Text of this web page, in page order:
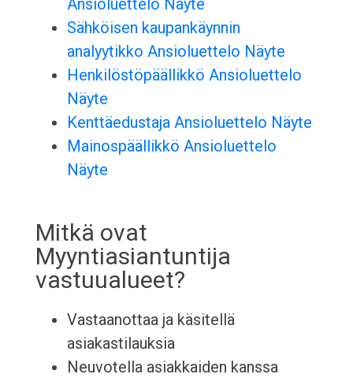
Ansioluettelo Näyte
Sähköisen kaupankäynnin
analyytikko Ansioluettelo Näyte
Henkilöstöpäällikkö Ansioluettelo
Näyte
Kenttäedustaja Ansioluettelo Näyte
Mainospäällikkö Ansioluettelo
Näyte
Mitkä ovat
Myyntiasiantuntija
vastuualueet?
Vastaanottaa ja käsitellä
asiakastilauksia
Neuvotella asiakkaiden kanssa